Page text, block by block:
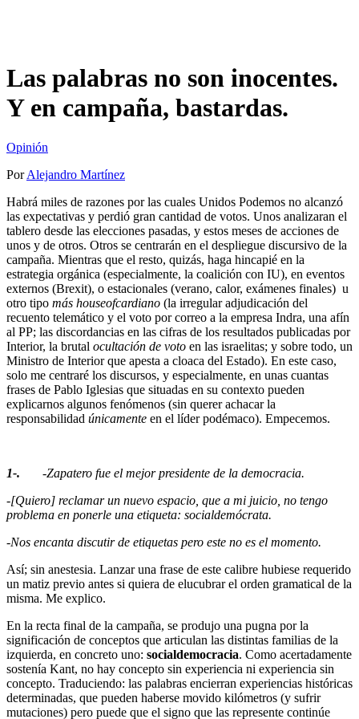
Las palabras no son inocentes.
Y en campaña, bastardas.
Opinión
PorAlejandro Martínez
Habrá miles de razones por las cuales Unidos Podemos no alcanzó
las expectativas y perdió gran cantidad de votos. Unos analizaran el
tablero desde las elecciones pasadas, y estos meses de acciones de
unos y de otros. Otros se centrarán en el despliegue discursivo de la
campaña. Mientras que el resto, quizás, haga hincapié en la
estrategia orgánica (especialmente, la coalición con IU), en eventos
externos (Brexit), o estacionales (verano, calor, exámenes finales) u
otro tipo más houseofcardiano (la irregular adjudicación del
recuento telemático y el voto por correo a la empresa Indra, una afín
al PP; las discordancias en las cifras de los resultados publicadas por
Interior, la brutal ocultación de voto en las israelitas; y sobre todo, un
Ministro de Interior que apesta a cloaca del Estado). En este caso,
solo me centraré los discursos, y especialmente, en unas cuantas
frases de Pablo Iglesias que situadas en su contexto pueden
explicarnos algunos fenómenos (sin querer achacar la
responsabilidad únicamente en el líder podémaco). Empecemos.
1-. -Zapatero fue el mejor presidente de la democracia.
-[Quiero] reclamar un nuevo espacio, que a mi juicio, no tengo
problema en ponerle una etiqueta: socialdemócrata.
-Nos encanta discutir de etiquetas pero este no es el momento.
Así; sin anestesia. Lanzar una frase de este calibre hubiese requerido
un matiz previo antes si quiera de elucubrar el orden gramatical de la
misma. Me explico.
En la recta final de la campaña, se produjo una pugna por la
significación de conceptos que articulan las distintas familias de la
izquierda, en concreto uno: socialdemocracia. Como acertadamente
sostenía Kant, no hay concepto sin experiencia ni experiencia sin
concepto. Traduciendo: las palabras encierran experiencias históricas
determinadas, que pueden haberse movido kilómetros (y sufrir
mutaciones) pero puede que el signo que las represente continúe